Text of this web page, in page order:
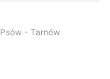
- Tarnów